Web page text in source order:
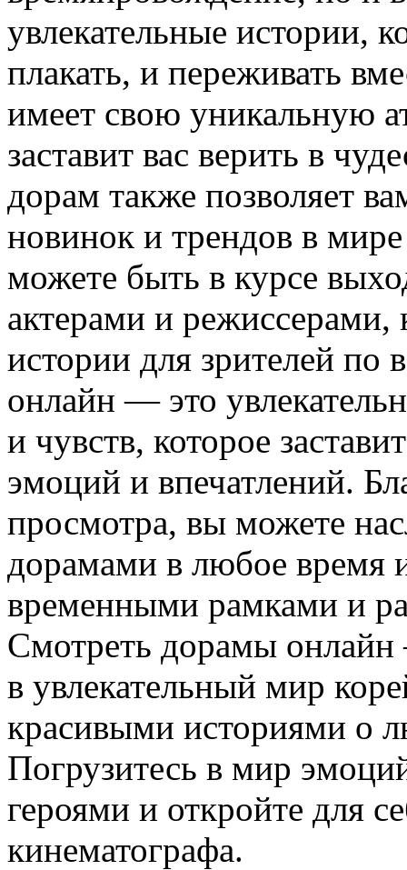
увлекательные истории,
плакать, и переживать
имеет свою уникальную
заставит вас верить в
дорам также позволяет
новинок и трендов в
можете быть в курсе
актерами и режиссерами,
истории для зрителей
онлайн — это
и чувств, которое
эмоций и впечатлений.
просмотра, вы можете
дорамами в любое время
временными рамками и
Смотреть дорамы
в увлекательный мир
красивыми историями о
Погрузитесь в мир
героями и откройте для
кинематографа.